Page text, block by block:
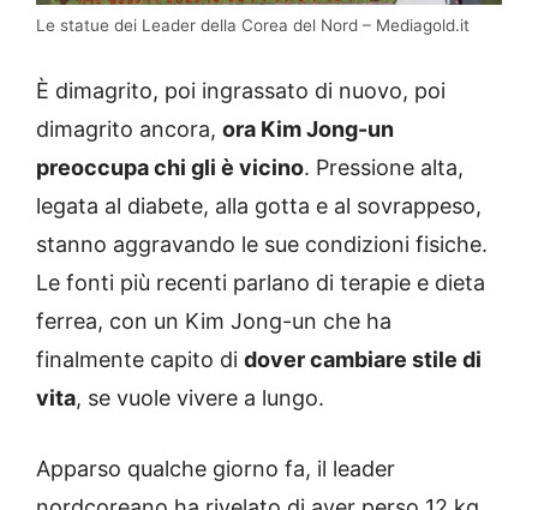
Le statue dei Leader della Corea del Nord – Mediagold.it
È dimagrito, poi ingrassato di nuovo, poi
dimagrito ancora, ora Kim Jong-un
preoccupa chi gli è vicino. Pressione alta,
legata al diabete, alla gotta e al sovrappeso,
stanno aggravando le sue condizioni fisiche.
Le fonti più recenti parlano di terapie e dieta
ferrea, con un Kim Jong-un che ha
finalmente capito di dover cambiare stile di
vita, se vuole vivere a lungo.
Apparso qualche giorno fa, il leader